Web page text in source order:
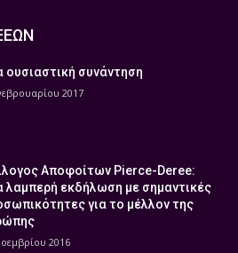
ουσιαστική συνάντηση
2017
Αποφοίτων Pierce-Deree:
λαμπερή εκδήλωση με σημαντικές
για το μέλλον της
2016